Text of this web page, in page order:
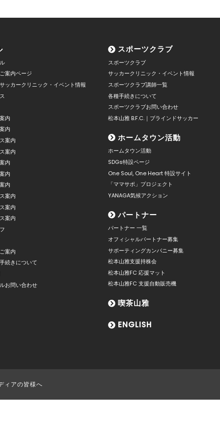
案内ページ
ッカークリニック・イベント情報
内
内
案内
案内
内
内
内
案内
案内
案内
案内
続きについて
お問い合わせ
スポーツクラブ
スポーツクラブ
サッカークリニック・イベント情報
スポーツクラブ講師一覧
各種手続きについて
スポーツクラブお問い合わせ
松本山雅 B.F.C.｜ブラインドサッカー
ホームタウン活動
ホームタウン活動
SDGs特設ページ
One Soul, One Heart 特設サイト
「ママサポ」プロジェクト
YANAGA気候アクション
パートナー
パートナー 一覧
オフィシャルパートナー募集
サポーティングカンパニー募集
松本山雅支援持株会
松本山雅FC 応援マット
松本山雅FC 支援自動販売機
喫茶山雅
ENGLISH
ィアの皆様へ